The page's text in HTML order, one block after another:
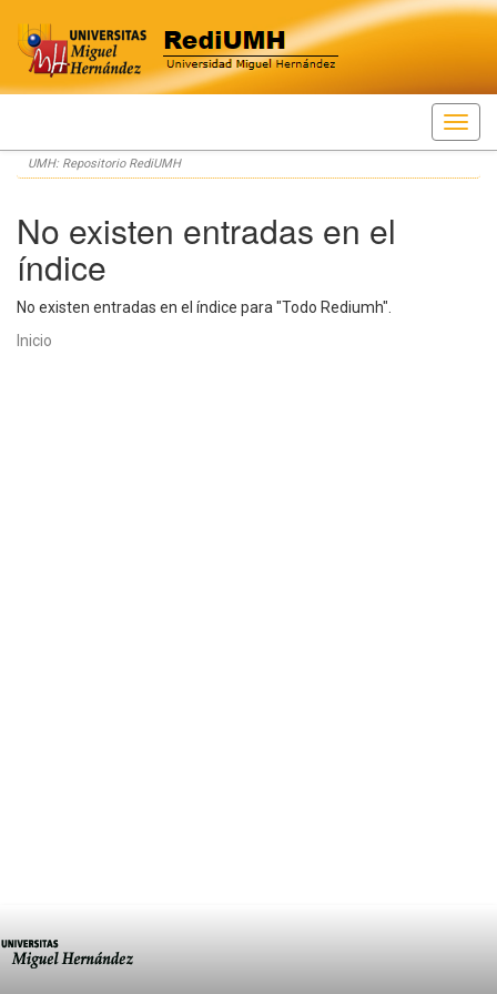
Skip
navigation
UMH: Repositorio RediUMH
No existen entradas en el
índice
No existen entradas en el índice para "Todo Rediumh".
Inicio